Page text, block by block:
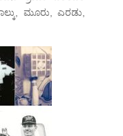
ಮೂರು, ಎರಡು,